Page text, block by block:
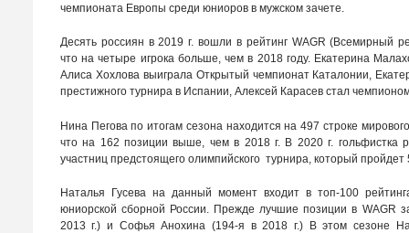
чемпионата Европы среди юниоров в мужском зачете.
Десять россиян в 2019 г. вошли в рейтинг WAGR (Всемирный
что на четыре игрока больше, чем в 2018 году. Екатерина
Алиса Хохлова выиграла Открытый чемпионат Каталонии,
престижного турнира в Испании, Алексей Карасев стал
Нина Пегова по итогам сезона находится на 497 строке
что на 162 позиции выше, чем в 2018 г. В 2020 г. гольфистка
участниц предстоящего олимпийского турнира, который пройдет
Наталья Гусева на данный момент входит в топ-100
юниорской сборной России. Прежде лучшие позиции в WAGR
2013 г.) и Софья Анохина (194-я в 2018 г.) В этом сезоне